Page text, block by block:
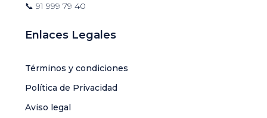
📞 91 999 79 40
Enlaces Legales
Términos y condiciones
Política de Privacidad
Aviso legal